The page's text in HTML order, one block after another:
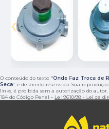
‹
O conteúdo do texto "Onde Faz Troca de
Seca" é de direito reservado. Sua
links, é proibida sem a autorização do
184 do Código Penal – Lei 9610/98 - Lei de